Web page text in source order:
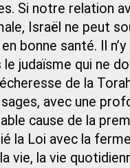
Si notre relation
Israël ne peut
bonne santé. Il
le judaïsme qui ne
de la
avec une
cause de la
la Loi avec la
vie, la vie